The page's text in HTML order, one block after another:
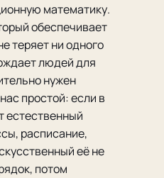
математику.
обеспечивает
теряет ни одного
людей для
нужен
простой: если в
естественный
расписание,
её не
потом